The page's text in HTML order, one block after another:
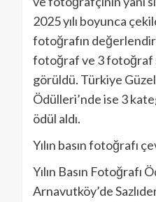
2025 yılı boyunca
fotoğrafın
fotoğraf ve 3 fotoğraf
görüldü. Türkiye
Ödülleri’nde ise 3
ödül aldı.
Yılın basın fotoğrafı
Yılın Basın Fotoğrafı
Arnavutköy’de